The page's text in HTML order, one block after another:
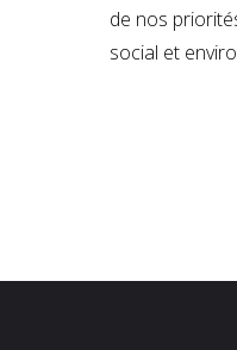
de nos
social et